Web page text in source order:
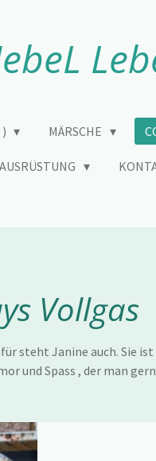
MÄRSCHE
AUSRÜSTUNG
Vollgas
steht Janine auch. Sie
und Spass , der man